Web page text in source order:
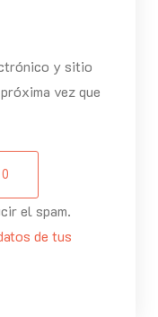
y sitio
vez que
el spam.
de tus